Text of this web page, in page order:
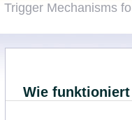
Trigger Mechanisms
Wie